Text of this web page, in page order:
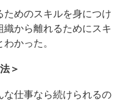
ためのスキルを身につけ
から離れるためにスキ
かった。
＞
な仕事なら続けられるの